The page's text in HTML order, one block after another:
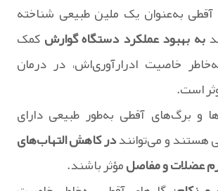
به‌عنوان یک ملین طبیعی شناخته
به بهبود عملکرد دستگاه گوارشکمک
خاصیت ادرارآوری‌اش، در درمان
است.
و برگ‌های آقطی به‌طور طبیعی دارای
هستند و می‌تواننددر کاهش التهاب‌های
عضلات و مفاصلمؤثر باشند.